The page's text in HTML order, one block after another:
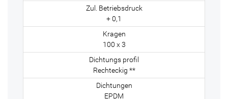
+ 0,1
100 x 3
Rechteckig **
EPDM